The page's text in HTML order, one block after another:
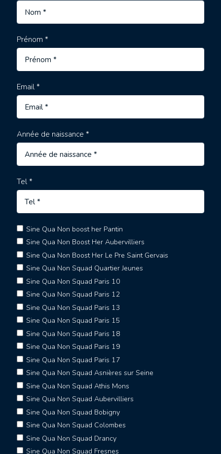
Prénom *
Email *
Année de naissance *
Tel *
Sine Qua Non boost her Pantin
Sine Qua Non Boost Her Aubervilliers
Sine Qua Non Boost Her Le Pre Saint Gervais
Sine Qua Non Squad Quartier Jeunes
Sine Qua Non Squad Paris 10
Sine Qua Non Squad Paris 12
Sine Qua Non Squad Paris 13
Sine Qua Non Squad Paris 15
Sine Qua Non Squad Paris 18
Sine Qua Non Squad Paris 19
Sine Qua Non Squad Paris 17
Sine Qua Non Squad Asnières sur Seine
Sine Qua Non Squad Athis Mons
Sine Qua Non Squad Aubervilliers
Sine Qua Non Squad Bobigny
Sine Qua Non Squad Colombes
Sine Qua Non Squad Drancy
Sine Qua Non Squad Fresnes